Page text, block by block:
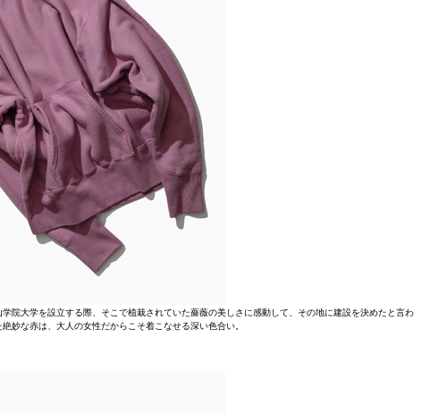
院大学を設立する際、そこで植栽されていた薔薇の美しさに感動して、その地に建設を決めたと言わ
妙な赤は、大人の女性だからこそ着こなせる深い色合い。